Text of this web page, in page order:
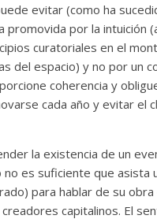
evitar (como ha
promovida por la intuición
curatoriales en el
del espacio) y no por un
coherencia y
cada año y evitar el
la existencia de un
no es suficiente que asista
para hablar de su
capitalinos. El